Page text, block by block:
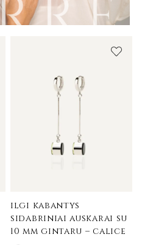
ilgi kabantys
sidabriniai auskarai su
10 mm gintaru – calice